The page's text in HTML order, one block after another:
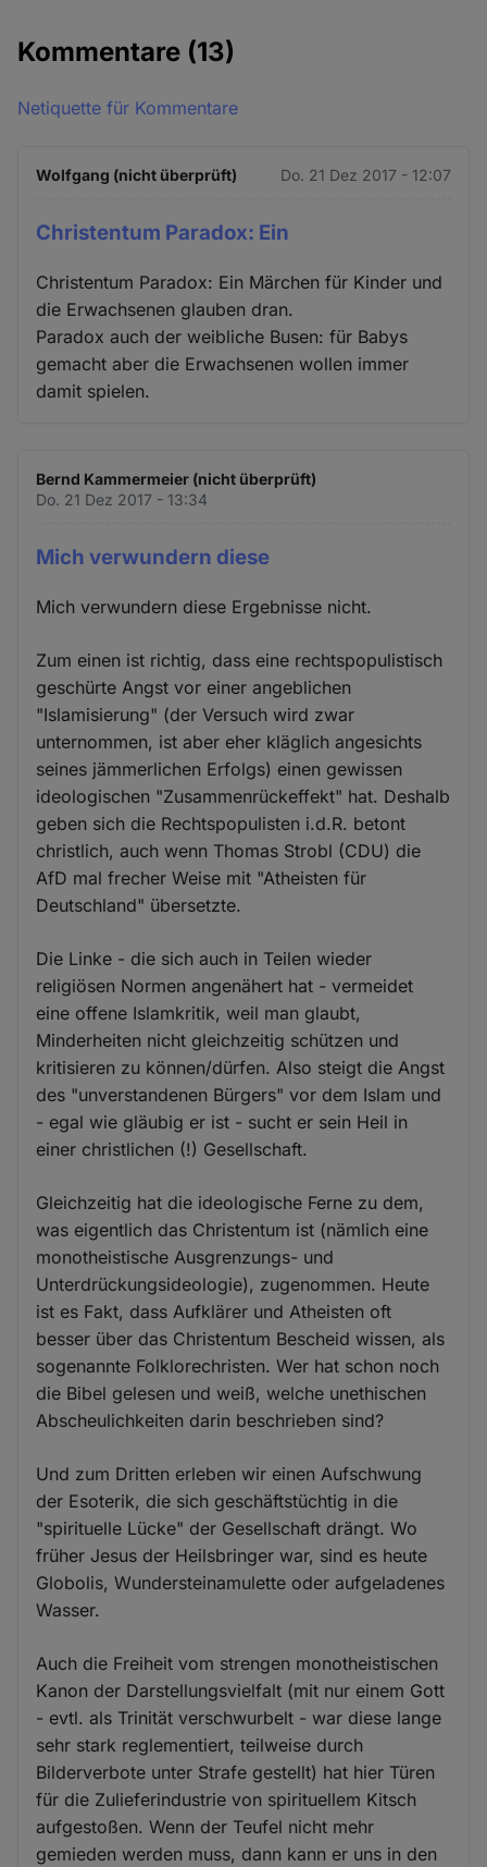
Kommentare (13)
Netiquette für Kommentare
Wolfgang (nicht überprüft) Do. 21 Dez 2017 - 12:07
Christentum Paradox: Ein
Christentum Paradox: Ein Märchen für Kinder und
die Erwachsenen glauben dran.
Paradox auch der weibliche Busen: für Babys
gemacht aber die Erwachsenen wollen immer
damit spielen.
Bernd Kammermeier (nicht überprüft)
Do. 21 Dez 2017 - 13:34
Mich verwundern diese
Mich verwundern diese Ergebnisse nicht.
Zum einen ist richtig, dass eine rechtspopulistisch
geschürte Angst vor einer angeblichen
"Islamisierung" (der Versuch wird zwar
unternommen, ist aber eher kläglich angesichts
seines jämmerlichen Erfolgs) einen gewissen
ideologischen "Zusammenrückeffekt" hat. Deshalb
geben sich die Rechtspopulisten i.d.R. betont
christlich, auch wenn Thomas Strobl (CDU) die
AfD mal frecher Weise mit "Atheisten für
Deutschland" übersetzte.
Die Linke - die sich auch in Teilen wieder
religiösen Normen angenähert hat - vermeidet
eine offene Islamkritik, weil man glaubt,
Minderheiten nicht gleichzeitig schützen und
kritisieren zu können/dürfen. Also steigt die Angst
des "unverstandenen Bürgers" vor dem Islam und
- egal wie gläubig er ist - sucht er sein Heil in
einer christlichen (!) Gesellschaft.
Gleichzeitig hat die ideologische Ferne zu dem,
was eigentlich das Christentum ist (nämlich eine
monotheistische Ausgrenzungs- und
Unterdrückungsideologie), zugenommen. Heute
ist es Fakt, dass Aufklärer und Atheisten oft
besser über das Christentum Bescheid wissen, als
sogenannte Folklorechristen. Wer hat schon noch
die Bibel gelesen und weiß, welche unethischen
Abscheulichkeiten darin beschrieben sind?
Und zum Dritten erleben wir einen Aufschwung
der Esoterik, die sich geschäftstüchtig in die
"spirituelle Lücke" der Gesellschaft drängt. Wo
früher Jesus der Heilsbringer war, sind es heute
Globolis, Wundersteinamulette oder aufgeladenes
Wasser.
Auch die Freiheit vom strengen monotheistischen
Kanon der Darstellungsvielfalt (mit nur einem Gott
- evtl. als Trinität verschwurbelt - war diese lange
sehr stark reglementiert, teilweise durch
Bilderverbote unter Strafe gestellt) hat hier Türen
für die Zulieferindustrie von spirituellem Kitsch
aufgestoßen. Wenn der Teufel nicht mehr
gemieden werden muss, dann kann er uns in den